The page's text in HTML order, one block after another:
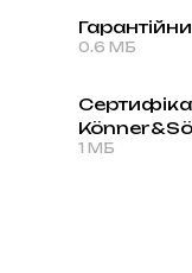
0.6 МБ
1 МБ